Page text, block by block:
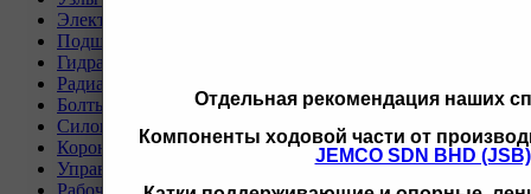
Отдельная рекомендация наших
Компоненты ходовой части от
JEMCO SDN BHD (JSB)
Электрическая система
Подшипники, пальцы, шайбы и втулки
Гидравлическая система
Радиаторы для спецтехники
Болты и гайки для спецтехники
Силовая передача
Коронки, ножи, бокорезы для спецтехники
Управление и кабина оператора
Рабочее оборудование